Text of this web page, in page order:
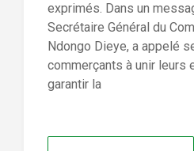
exprimés. Dans un
Secrétaire Général du
Ndongo Dieye, a appelé
commerçants à unir leurs
garantir la